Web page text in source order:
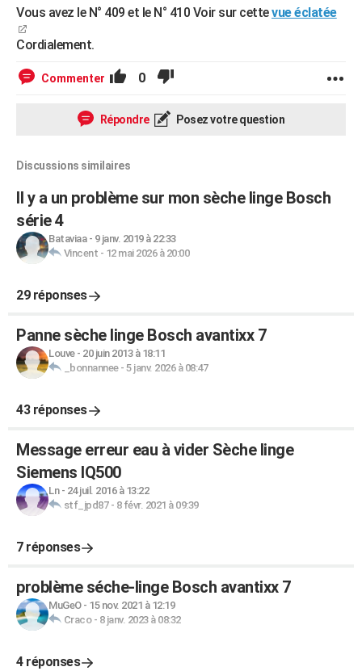
FORUM
Vous avez le N° 409 et le N° 410 Voir sur cettevue éclatée
Cordialement.
Commenter 0
Répondre Posez votre question
Discussions similaires
Il y a un problème sur mon sèche linge Bosch
série 4
Bataviaa- 9 janv. 2019 à 22:33
Vincent - 12 mai 2026 à 20:00
29 réponses
Panne sèche linge Bosch avantixx 7
Louve- 20 juin 2013 à 18:11
_bonnannee- 5 janv. 2026 à 08:47
43 réponses
Message erreur eau à vider Sèche linge
Siemens IQ500
Ln- 24 juil. 2016 à 13:22
stf_jpd87- 8 févr. 2021 à 09:39
7 réponses
problème séche-linge Bosch avantixx 7
MuGeO- 15 nov. 2021 à 12:19
Craco- 8 janv. 2023 à 08:32
4 réponses